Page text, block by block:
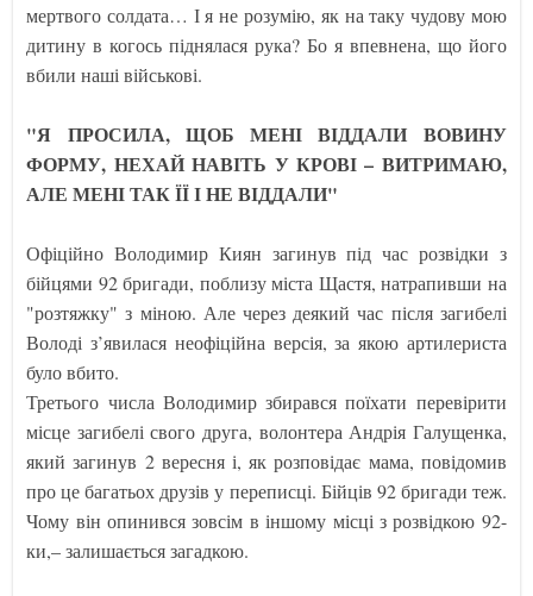
мертвого солдата… І я не розумію, як на таку чудову мою
дитину в когось піднялася рука? Бо я впевнена, що його
вбили наші військові.
"Я ПРОСИЛА, ЩОБ МЕНІ ВІДДАЛИ ВОВИНУ
ФОРМУ, НЕХАЙ НАВІТЬ У КРОВІ – ВИТРИМАЮ,
АЛЕ МЕНІ ТАК ЇЇ І НЕ ВІДДАЛИ"
Офіційно Володимир Киян загинув під час розвідки з
бійцями 92 бригади, поблизу міста Щастя, натрапивши на
"розтяжку" з міною. Але через деякий час після загибелі
Володі з’явилася неофіційна версія, за якою артилериста
було вбито.
Третього числа Володимир збирався поїхати перевірити
місце загибелі свого друга, волонтера Андрія Галущенка,
який загинув 2 вересня і, як розповідає мама, повідомив
про це багатьох друзів у переписці. Бійців 92 бригади теж.
Чому він опинився зовсім в іншому місці з розвідкою 92-
ки,– залишається загадкою.